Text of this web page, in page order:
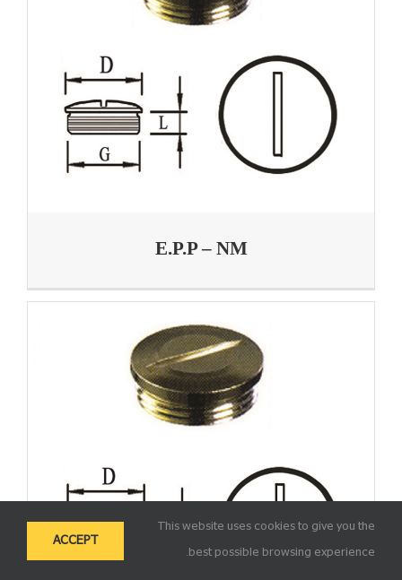
E.P.P – NM
This website uses cookies to give you the
best possible browsing experience.
ACCEPT